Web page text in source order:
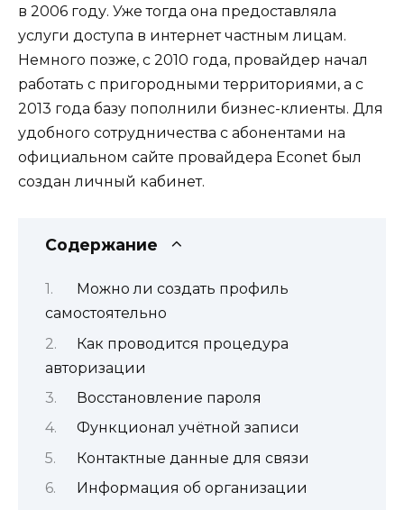
в 2006 году. Уже тогда она предоставляла
услуги доступа в интернет частным лицам.
Немного позже, с 2010 года, провайдер начал
работать с пригородными территориями, а с
2013 года базу пополнили бизнес-клиенты. Для
удобного сотрудничества с абонентами на
официальном сайте провайдера Econet был
создан личный кабинет.
Содержание
Можно ли создать профиль
самостоятельно
Как проводится процедура
авторизации
Восстановление пароля
Функционал учётной записи
Контактные данные для связи
Информация об организации